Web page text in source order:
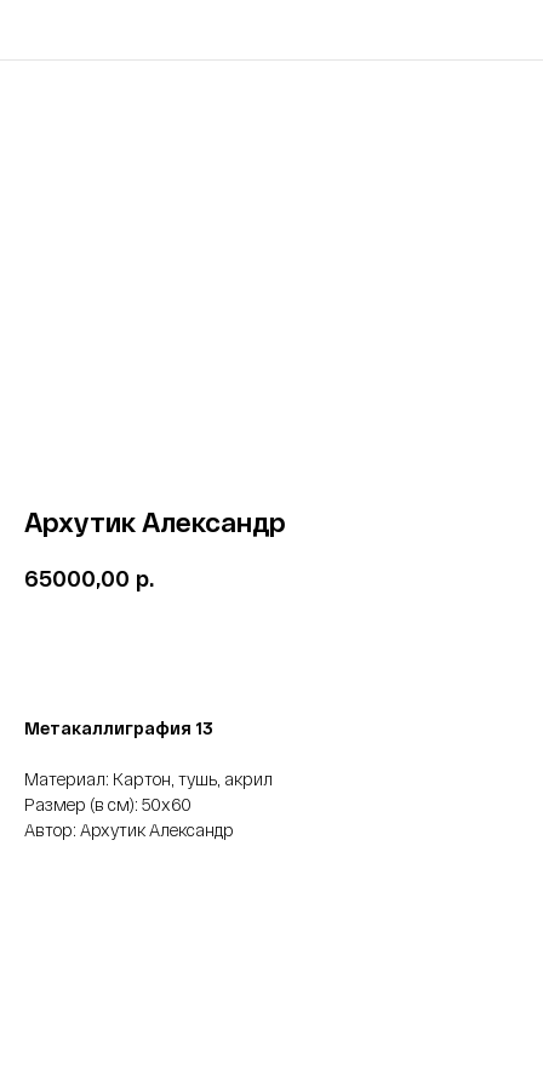
Архутик Александр
65000,00 р.
Метакаллиграфия 13
Материал: Картон, тушь, акрил
Размер (в см): 50х60
Автор: Архутик Александр